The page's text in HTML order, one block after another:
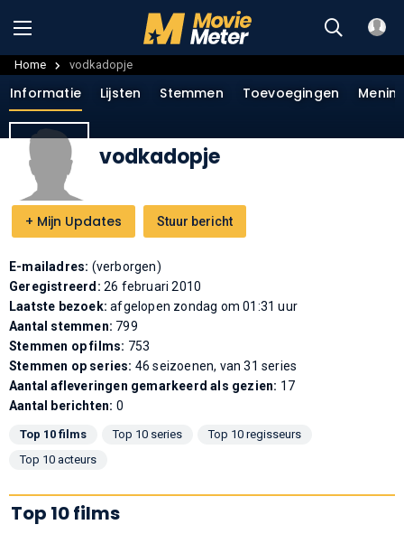
Home vodkadopje
+ Mijn Updates Stuur bericht
Informatie Lijsten Stemmen Toevoegingen
vodkadopje
E-mailadres: (verborgen)
Geregistreerd: 26 februari 2010
Laatste bezoek:afgelopen zondag om 01:31 uur
Aantal stemmen: 799
Stemmen op films: 753
Stemmen op series: 46 seizoenen, van 31 series
Aantal afleveringen gemarkeerd als gezien: 17
Aantal berichten: 0
Top 10 films Top 10 series
Top 10 regisseurs
Top 10 acteurs
Top 10 films